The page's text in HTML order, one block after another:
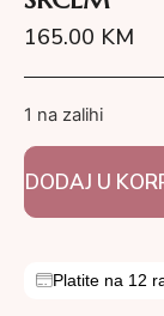
165.00 KM
1 na zalihi
DODAJ U
Platite na 12